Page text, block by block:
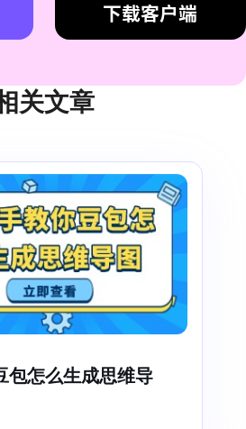
下载客户端
关文章
包怎么生成思维导